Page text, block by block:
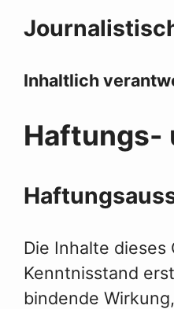
Inhaltlich
Haftungs-
Die Inhalte
Kenntnisstand
bindende